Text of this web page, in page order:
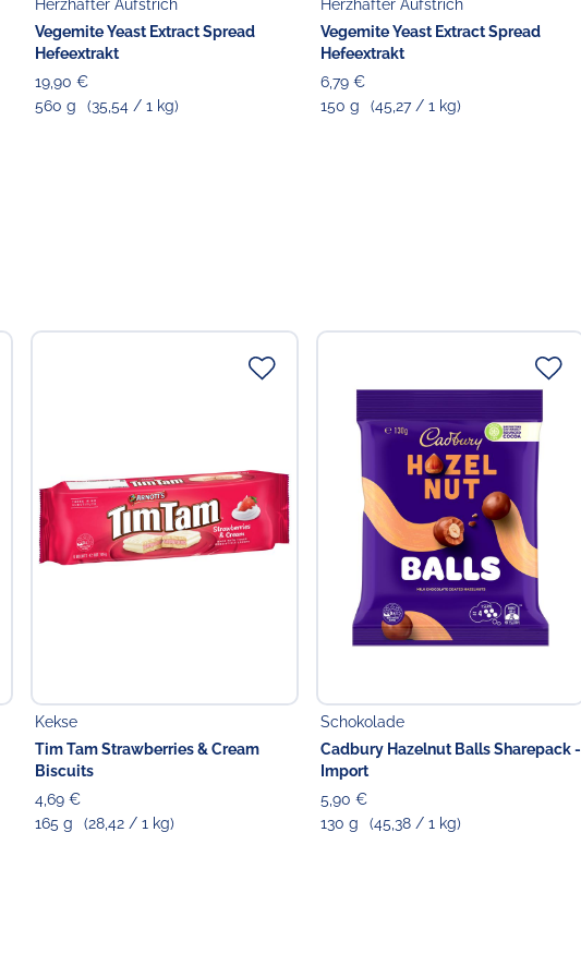
Herzhafter Aufstrich
Vegemite Yeast Extract Spread
Hefeextrakt
19,90 €
560 g
(35,54 / 1 kg)
Herzhafter Aufstrich
Vegemite Yeast Extract Spread
Hefeextrakt
6,79 €
150 g
(45,27 / 1 kg)
Kekse
Tim Tam Strawberries & Cream
Biscuits
4,69 €
165 g
(28,42 / 1 kg)
Schokolade
Cadbury Hazelnut Balls Sharepack -
Import
5,90 €
130 g
(45,38 / 1 kg)